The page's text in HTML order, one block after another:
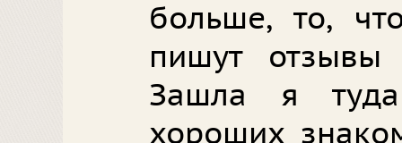
больше, то,
пишут
Зашла я
хороших